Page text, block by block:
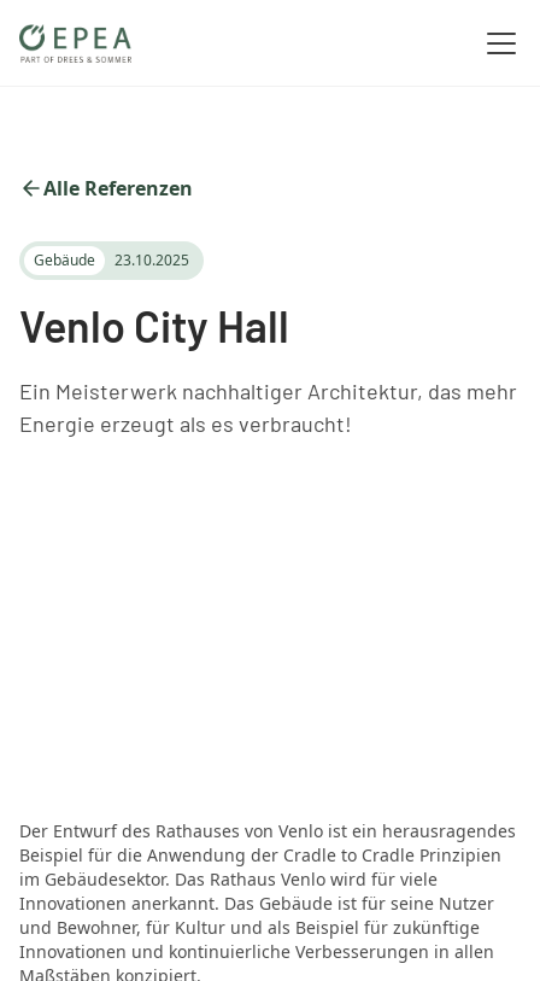
Alle Referenzen
Gebäude 23.10.2025
Venlo City Hall
Ein Meisterwerk nachhaltiger Architektur, das mehr
Energie erzeugt als es verbraucht!
Der Entwurf des Rathauses von Venlo ist ein herausragendes
Beispiel für die Anwendung der Cradle to Cradle Prinzipien
im Gebäudesektor. Das Rathaus Venlo wird für viele
Innovationen anerkannt. Das Gebäude ist für seine Nutzer
und Bewohner, für Kultur und als Beispiel für zukünftige
Innovationen und kontinuierliche Verbesserungen in allen
Maßstäben konzipiert.